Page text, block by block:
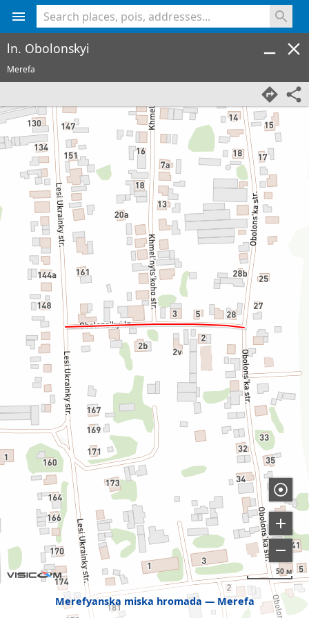
Merefyanska miska hromada Merefa
50 м
ln. Obolonskyi
Merefa
<% console.log(hcard) %>